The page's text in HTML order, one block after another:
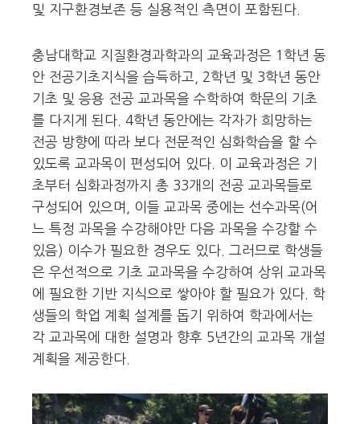
및 지구환경보존 등 실용적인 측면이 포함된다.
충남대학교 지질환경과학과의 교육과정은 1학년 동
안 전공기초지식을 습득하고, 2학년 및 3학년 동안
기초 및 응용 전공 교과목을 수학하여 학문의 기초
를 다지게 된다. 4학년 동안에는 각자가 희망하는
전공 방향에 따라 보다 전문적인 심화학습을 할 수
있도록 교과목이 편성되어 있다. 이 교육과정은 기
초부터 심화과정까지 총 33개의 전공 교과목들로
구성되어 있으며, 이들 교과목 중에는 선수과목(어
느 특정 과목을 수강해야만 다음 과목을 수강할 수
있음) 이수가 필요한 경우도 있다. 그러므로 학생들
은 우선적으로 기초 교과목을 수강하여 상위 교과목
에 필요한 기반 지식으로 쌓아야 할 필요가 있다. 학
생들의 학업 계획 설계를 돕기 위하여 학과에서는
각 교과목에 대한 설명과 향후 5년간의 교과목 개설
계획을 제공한다.